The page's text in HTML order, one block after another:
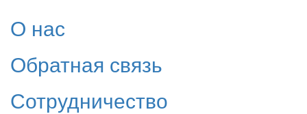
О нас
Обратная связь
Сотрудничество